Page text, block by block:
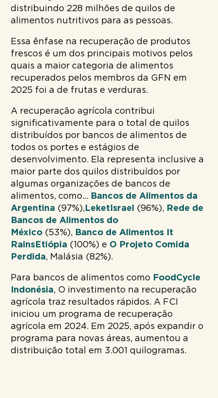
distribuindo 228 milhões de quilos de
alimentos nutritivos para as pessoas.
Essa ênfase na recuperação de produtos
frescos é um dos principais motivos pelos
quais a maior categoria de alimentos
recuperados pelos membros da GFN em
2025 foi a de frutas e verduras.
A recuperação agrícola contribui
significativamente para o total de quilos
distribuídos por bancos de alimentos de
todos os portes e estágios de
desenvolvimento. Ela representa inclusive a
maior parte dos quilos distribuídos por
algumas organizações de bancos de
alimentos, como... Bancos de Alimentos da
Argentina (97%), Leket Israel (96%), Rede de
Bancos de Alimentos do
México (53%), Banco de Alimentos It
Rains Etiópia (100%) e O Projeto Comida
Perdida, Malásia (82%).
Para bancos de alimentos como FoodCycle
Indonésia, O investimento na recuperação
agrícola traz resultados rápidos. A FCI
iniciou um programa de recuperação
agrícola em 2024. Em 2025, após expandir o
programa para novas áreas, aumentou a
distribuição total em 3.001 quilogramas.